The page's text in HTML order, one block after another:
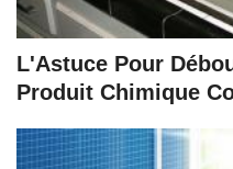
L'Astuce Pour
Produit Chimique